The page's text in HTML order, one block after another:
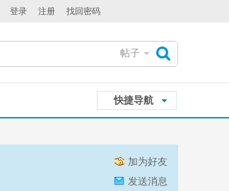
登录 注册 找回密码
帖子
快捷导航
加为好友
发送消息